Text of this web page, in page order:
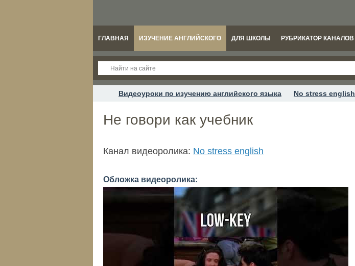
ГЛАВНАЯ ИЗУЧЕНИЕ АНГЛИЙСКОГО ДЛЯ ШКОЛЫ РУБРИКАТОР КАНАЛОВ
Видеоуроки по изучению английского языка No stress english
Не говори как учебник
Канал видеоролика: No stress english
Обложка видеоролика: